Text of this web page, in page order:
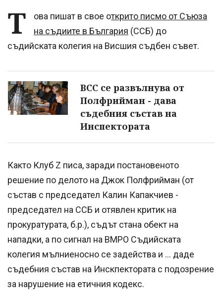
Т ова пишат в свое открито писмо от Съюза
на съдиите в България (ССБ) до
съдийската колегия на Висшия съдбен съвет.
ВСС се развълнува от
Полфрийман - дава
съдебния състав на
Инспектората
Както Клуб Z писа, заради постановеното
решение по делото на Джок Полфрийман (от
състав с председател Калин Капакчиев -
председател на ССБ и отявлен критик на
прокуратурата, б.р.), съдът стана обект на
нападки, а по сигнал на ВМРО Съдийската
колегия мълниеносно се задейства и ... даде
съдебния състав на Инскпектората с подозрение
за нарушение на етичния кодекс.